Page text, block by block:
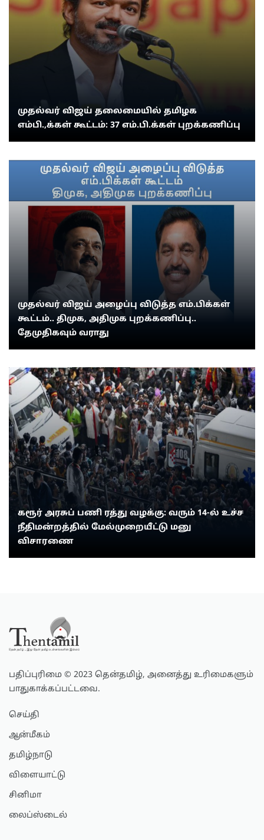
முதல்வர் விஜய் தலைமையில் தமிழக
எம்பி.,க்கள் கூட்டம்: 37 எம்.பி.க்கள் புறக்கணிப்பு
முதல்வர் விஜய் அழைப்பு விடுத்த எம்.பிக்கள்
கூட்டம்.. திமுக, அதிமுக புறக்கணிப்பு..
தேமுதிகவும் வராது
கரூர் அரசுப் பணி ரத்து வழக்கு: வரும் 14-ல் உச்ச
நீதிமன்றத்தில் மேல்முறையீட்டு மனு
விசாரணை
பதிப்புரிமை © 2023 தென்தமிழ், அனைத்து உரிமைகளும்
பாதுகாக்கப்பட்டவை.
செய்தி
ஆன்மீகம்
தமிழ்நாடு
விளையாட்டு
சினிமா
லைப்ஸ்டைல்